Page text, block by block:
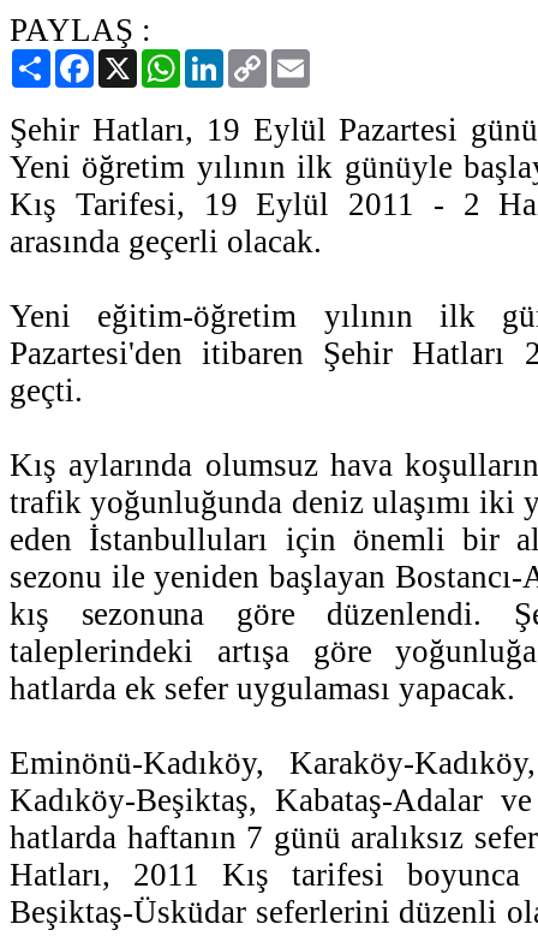
PAYLAŞ :
PaylaşFacebook
X WhatsAppLinkedIn
Copy
Link
Şehir Hatları, 19 Eylül Pazartesi
Yeni öğretim yılının ilk günüyle
Kış Tarifesi, 19 Eylül 2011 - 2
arasında geçerli olacak.
Yeni eğitim-öğretim yılının ilk
Pazartesi'den itibaren Şehir Hatları
geçti.
Kış aylarında olumsuz hava
trafik yoğunluğunda deniz ulaşımı iki
eden İstanbulluları için önemli bir
sezonu ile yeniden başlayan
kış sezonuna göre düzenlendi.
taleplerindeki artışa göre
hatlarda ek sefer uygulaması yapacak.
Eminönü-Kadıköy, Karaköy-
Kadıköy-Beşiktaş, Kabataş-Adalar
hatlarda haftanın 7 günü aralıksız
Hatları, 2011 Kış tarifesi boyunca
Beşiktaş-Üsküdar seferlerini düzenli